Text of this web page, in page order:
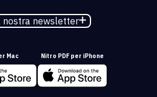
nostra newsletter
Mac Nitro PDF per iPhone